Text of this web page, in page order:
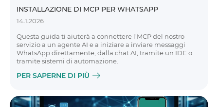
INSTALLAZIONE DI MCP PER WHATSAPP
14.1.2026
Questa guida ti aiuterà a connettere l'MCP del nostro
servizio a un agente AI e a iniziare a inviare messaggi
WhatsApp direttamente, dalla chat AI, tramite un IDE o
tramite sistemi di automazione.
PER SAPERNE DI PIÙ